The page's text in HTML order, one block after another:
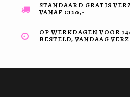
STANDAARD GRATIS
VANAF €120,-
OP WERKDAGEN VOOR
BESTELD, VANDAAG